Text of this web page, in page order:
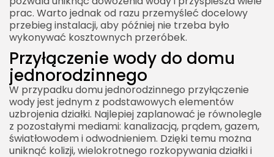
prac. Warto jednak od razu przemyśleć docelowy
przebieg instalacji, aby później nie trzeba było
wykonywać kosztownych przeróbek.
Przyłączenie wody do domu
jednorodzinnego
W przypadku domu jednorodzinnego przyłączenie
wody jest jednym z podstawowych elementów
uzbrojenia działki. Najlepiej zaplanować je równolegle
z pozostałymi mediami: kanalizacją, prądem, gazem,
światłowodem i odwodnieniem. Dzięki temu można
uniknąć kolizji, wielokrotnego rozkopywania działki i